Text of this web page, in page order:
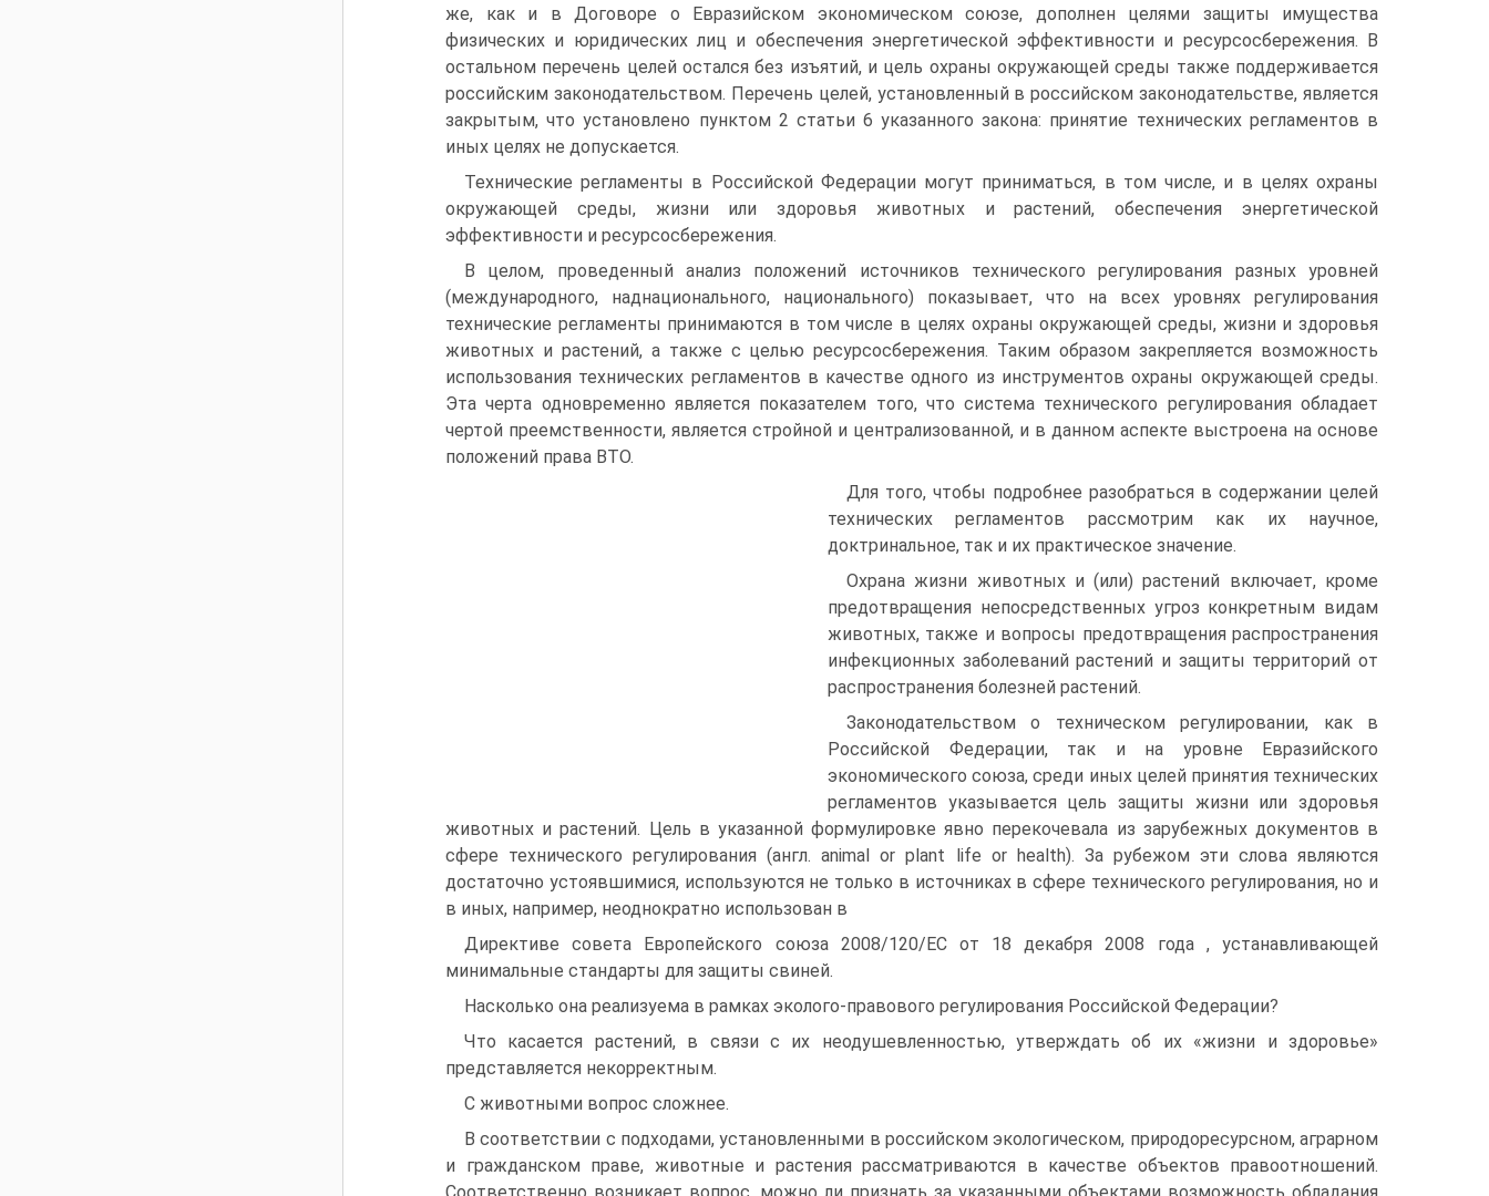
же, как и в Договоре о Евразийском экономическом союзе, дополнен целями защиты имущества
физических и юридических лиц и обеспечения энергетической эффективности и ресурсосбережения. В
остальном перечень целей остался без изъятий, и цель охраны окружающей среды также поддерживается
российским законодательством. Перечень целей, установленный в российском законодательстве, является
закрытым, что установлено пунктом 2 статьи 6 указанного закона: принятие технических регламентов в
иных целях не допускается.
Технические регламенты в Российской Федерации могут приниматься, в том числе, и в целях охраны
окружающей среды, жизни или здоровья животных и растений, обеспечения энергетической
эффективности и ресурсосбережения.
В целом, проведенный анализ положений источников технического регулирования разных уровней
(международного, наднационального, национального) показывает, что на всех уровнях регулирования
технические регламенты принимаются в том числе в целях охраны окружающей среды, жизни и здоровья
животных и растений, а также с целью ресурсосбережения. Таким образом закрепляется возможность
использования технических регламентов в качестве одного из инструментов охраны окружающей среды.
Эта черта одновременно является показателем того, что система технического регулирования обладает
чертой преемственности, является стройной и централизованной, и в данном аспекте выстроена на основе
положений права ВТО.
Для того, чтобы подробнее разобраться в содержании целей
технических регламентов рассмотрим как их научное,
доктринальное, так и их практическое значение.
Охрана жизни животных и (или) растений включает, кроме
предотвращения непосредственных угроз конкретным видам
животных, также и вопросы предотвращения распространения
инфекционных заболеваний растений и защиты территорий от
распространения болезней растений.
Законодательством о техническом регулировании, как в
Российской Федерации, так и на уровне Евразийского
экономического союза, среди иных целей принятия технических
регламентов указывается цель защиты жизни или здоровья
животных и растений. Цель в указанной формулировке явно перекочевала из зарубежных документов в
сфере технического регулирования (англ. animal or plant life or health). За рубежом эти слова являются
достаточно устоявшимися, используются не только в источниках в сфере технического регулирования, но и
в иных, например, неоднократно использован в
Директиве совета Европейского союза 2008/120/ЕС от 18 декабря 2008 года , устанавливающей
минимальные стандарты для защиты свиней.
Насколько она реализуема в рамках эколого-правового регулирования Российской Федерации?
Что касается растений, в связи с их неодушевленностью, утверждать об их «жизни и здоровье»
представляется некорректным.
С животными вопрос сложнее.
В соответствии с подходами, установленными в российском экологическом, природоресурсном, аграрном
и гражданском праве, животные и растения рассматриваются в качестве объектов правоотношений.